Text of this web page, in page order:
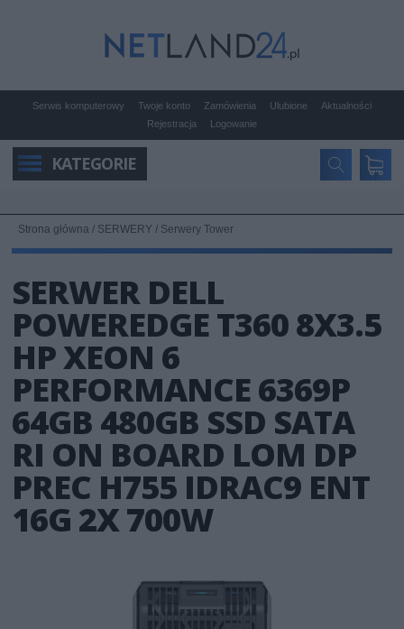
Serwis komputerowy Twoje konto Zamówienia Ulubione
Aktualności
Rejestracja
Logowanie
KATEGORIE
Strona główna / SERWERY / Serwery Tower
SERWER DELL
POWEREDGE T360 8X3.5
HP XEON 6
PERFORMANCE 6369P
64GB 480GB SSD SATA
RI ON BOARD LOM DP
PREC H755 IDRAC9 ENT
16G 2X 700W